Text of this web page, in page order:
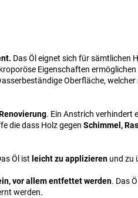
Das Öl eignet sich für sämtlichen
Eigenschaften
Oberfläche, welcher
. Ein Anstrich verhindert
die dass Holz gegen Schimmel,
Öl ist leicht zu applizieren und zu
vor allem entfettet werden. Das
werden.